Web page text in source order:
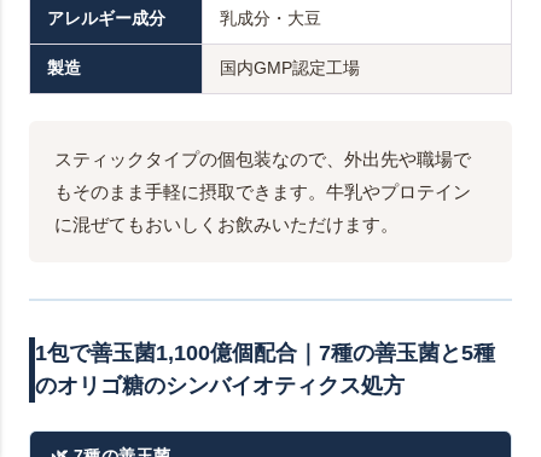
アレルギー成分 乳成分・大豆
製造 国内GMP認定工場
スティックタイプの個包装なので、外出先や職場で
もそのまま手軽に摂取できます。牛乳やプロテイン
に混ぜてもおいしくお飲みいただけます。
1包で善玉菌1,100億個配合｜7種の善玉菌と5種
のオリゴ糖のシンバイオティクス処方